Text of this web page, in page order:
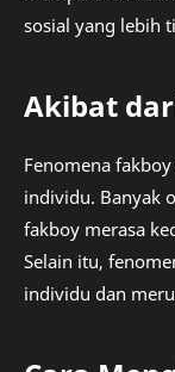
sosial yang lebih
Akibat
Fenomena
individu. Banyak
fakboy merasa
Selain itu,
individu dan